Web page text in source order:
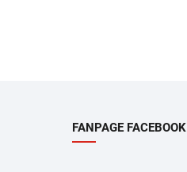
FANPAGE FACEBOOK